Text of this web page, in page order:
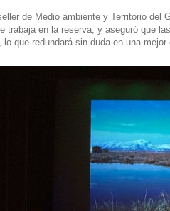
de Medio ambiente y Territorio del
trabaja en la reserva, y aseguró que
que redundará sin duda en una mejor